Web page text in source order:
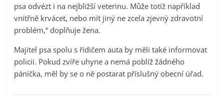
psa odvézt i na nejbližší veterinu. Může totiž například
vnitřně krvácet, nebo mít jiný ne zcela zjevný zdravotní
problém,“ doplňuje žena.
Majitel psa spolu s řidičem auta by měli také informovat
policii. Pokud zvíře uhyne a nemá poblíž žádného
páníčka, měl by se o ně postarat příslušný obecní úřad.